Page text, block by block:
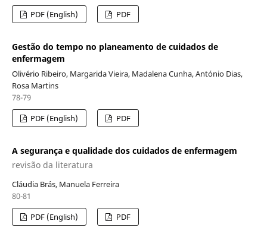
PDF (English)
PDF
Gestão do tempo no planeamento de cuidados de
enfermagem
Olivério Ribeiro, Margarida Vieira, Madalena Cunha, António Dias,
Rosa Martins
78-79
PDF (English)
PDF
A segurança e qualidade dos cuidados de enfermagem
revisão da literatura
Cláudia Brás, Manuela Ferreira
80-81
PDF (English)
PDF